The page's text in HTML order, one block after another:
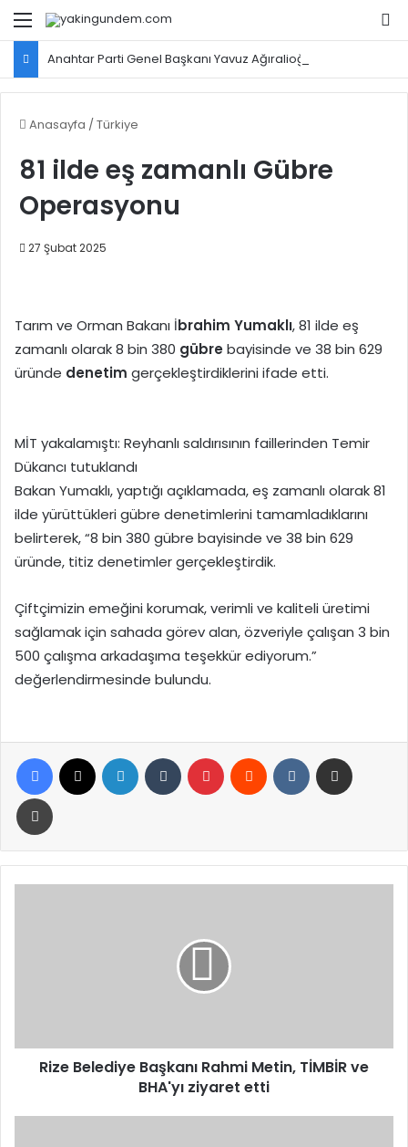
Menü
Anasayfa /Türkiye
81 ilde eş zamanlı Gübre
Operasyonu
27 Şubat 2025
Tarım ve Orman Bakanı İbrahim Yumaklı, 81 ilde eş
zamanlı olarak 8 bin 380 gübrebayisinde ve 38 bin 629
üründe denetim gerçekleştirdiklerini ifade etti.
MİT yakalamıştı: Reyhanlı saldırısının faillerinden Temir
Dükancı tutuklandı
Bakan Yumaklı, yaptığı açıklamada, eş zamanlı olarak 81
ilde yürüttükleri gübre denetimlerini tamamladıklarını
belirterek, “8 bin 380 gübre bayisinde ve 38 bin 629
üründe, titiz denetimler gerçekleştirdik.
Çiftçimizin emeğini korumak, verimli ve kaliteli üretimi
sağlamak için sahada görev alan, özveriyle çalışan 3 bin
500 çalışma arkadaşıma teşekkür ediyorum.”
değerlendirmesinde bulundu.​
Facebook LinkedIn Tumblr Pinterest Reddit VKontakte
Yazdır
ziyaret
Rize Belediye Başkanı Rahmi Metin, TİMBİR ve
BHA'yı ziyaret etti